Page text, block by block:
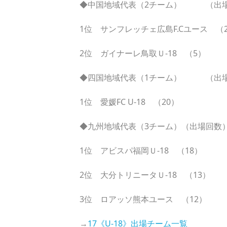
◆中国地域代表（2チーム） （出場
1位 サンフレッチェ広島F.Cユース （
2位 ガイナーレ鳥取Ｕ-18 （5）
◆四国地域代表（1チーム） （出場
1位 愛媛FC U-18 （20）
◆九州地域代表（3チーム）（出場回数）
1位 アビスパ福岡Ｕ-18 （18）
2位 大分トリニータＵ-18 （13）
3位 ロアッソ熊本ユース （12）
→17《U-18》出場チーム一覧